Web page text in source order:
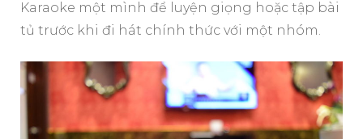
Karaoke một mình để luyện giọng hoặc tập bài
tủ trước khi đi hát chính thức với một nhóm.